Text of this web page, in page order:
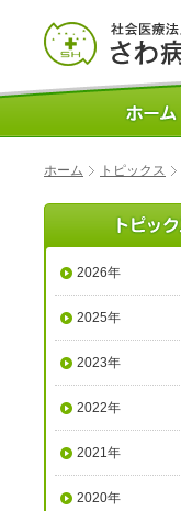
ホーム トピックス
2026年
2025年
2023年
2022年
2021年
2020年